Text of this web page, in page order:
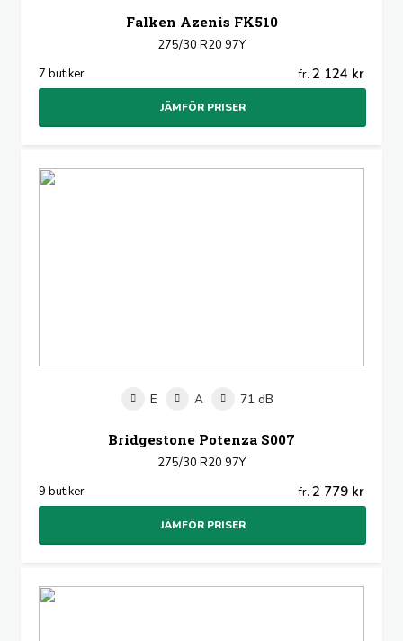
Falken Azenis FK510
275/30 R20 97Y
7 butiker
fr. 2 124 kr
JÄMFÖR PRISER
E A 71 dB
Bridgestone Potenza S007
275/30 R20 97Y
9 butiker
fr. 2 779 kr
JÄMFÖR PRISER